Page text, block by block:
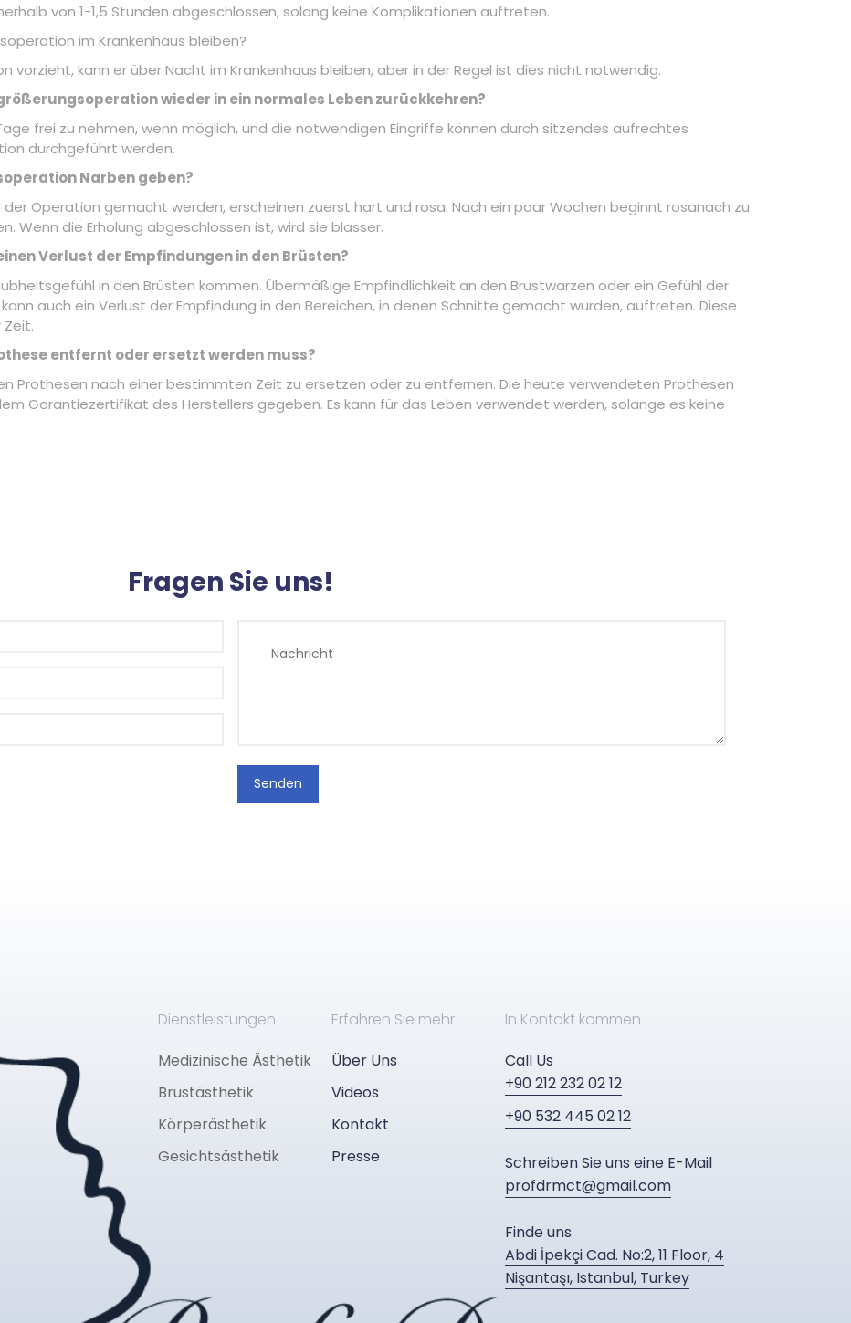
von 1-1,5 Stunden abgeschlossen, solang keine Komplikationen auftreten.
im Krankenhaus bleiben?
vorzieht, kann er über Nacht im Krankenhaus bleiben, aber in der Regel ist dies nicht notwendig.
wieder in ein normales Leben zurückkehren?
frei zu nehmen, wenn möglich, und die notwendigen Eingriffe können durch sitzendes aufrechtes
durchgeführt werden.
Narben geben?
Operation gemacht werden, erscheinen zuerst hart und rosa. Nach ein paar Wochen beginnt rosanach zu
Wenn die Erholung abgeschlossen ist, wird sie blasser.
Verlust der Empfindungen in den Brüsten?
in den Brüsten kommen. Übermäßige Empfindlichkeit an den Brustwarzen oder ein Gefühl der
auch ein Verlust der Empfindung in den Bereichen, in denen Schnitte gemacht wurden, auftreten. Diese
entfernt oder ersetzt werden muss?
Prothesen nach einer bestimmten Zeit zu ersetzen oder zu entfernen. Die heute verwendeten Prothesen
Garantiezertifikat des Herstellers gegeben. Es kann für das Leben verwendet werden, solange es keine
Fragen Sie uns!
Senden
Dienstleistungen
Medizinische Ästhetik
Brustästhetik
Körperästhetik
Gesichtsästhetik
Erfahren Sie mehr
Über Uns
Videos
Kontakt
Presse
In Kontakt kommen
Call Us
+90 212 232 02 12
+90 532 445 02 12
Schreiben Sie uns eine E-Mail
profdrmct@gmail.com
Finde uns
Abdi İpekçi Cad. No:2, 11 Floor, 4
Nişantaşı, Istanbul, Turkey